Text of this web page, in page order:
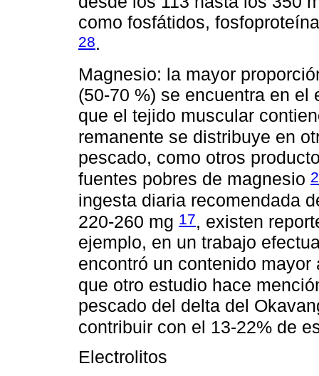
como fosfátidos,
28.
Magnesio: la mayor
(50-70 %) se encuentra en
que el tejido muscular
remanente se distribuye en
pescado, como otros
fuentes pobres de magnesio
ingesta diaria recomendada
220-260 mg 17, existen
ejemplo, en un trabajo
encontró un contenido
que otro estudio hace
pescado del delta del
contribuir con el 13-22% de
Electrolitos